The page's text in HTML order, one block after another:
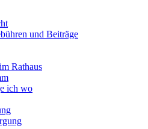
und Beiträge
Rathaus
ich wo